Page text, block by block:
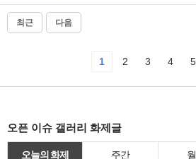
최근 다음
1 2 3 4 5
오픈 이슈 갤러리 화제글
오늘의 화제 주간